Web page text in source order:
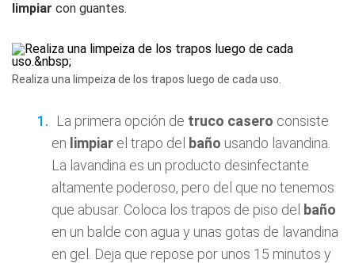
limpiar con guantes.
Realiza una limpeiza de los trapos luego de cada uso.
La primera opción de truco casero consiste
en limpiar el trapo del baño usando lavandina.
La lavandina es un producto desinfectante
altamente poderoso, pero del que no tenemos
que abusar. Coloca los trapos de piso del baño
en un balde con agua y unas gotas de lavandina
en gel. Deja que repose por unos 15 minutos y